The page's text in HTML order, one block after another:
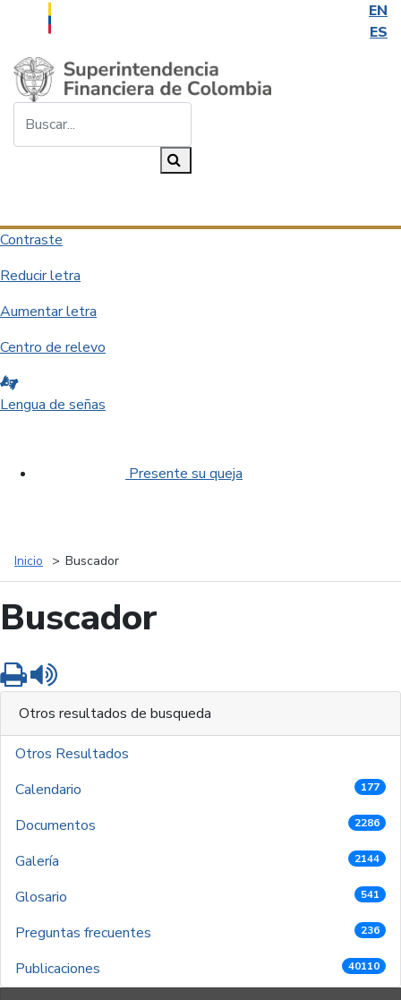
EN
ES
Saltar al contenido principal
Contraste
Reducir letra
Aumentar letra
Centro de relevo
Lengua de señas
Presente su queja
Inicio Buscador
Buscador
Imprimir
Otros resultados de busqueda
Otros Resultados
Calendario
177
Documentos 2286
Galería 2144
Glosario 541
Preguntas frecuentes 236
Publicaciones 40110